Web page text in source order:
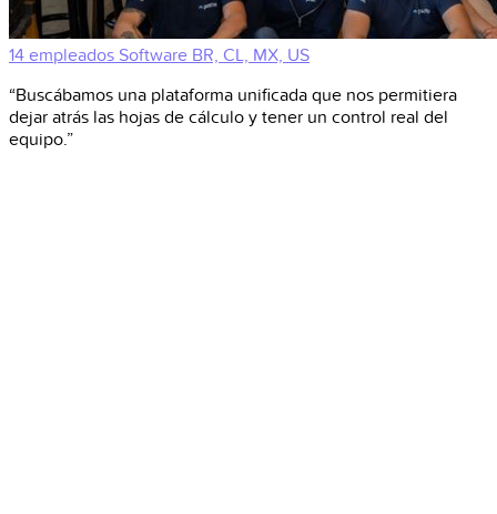
14 empleados Software BR, CL, MX, US
“Buscábamos una plataforma unificada que nos permitiera
dejar atrás las hojas de cálculo y tener un control real del
equipo.”